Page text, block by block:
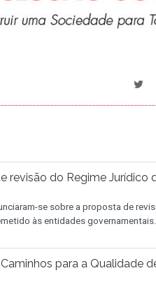
revisão do Regime Jurídico
se sobre a proposta de
às entidades governamentais.
para a Qualidade